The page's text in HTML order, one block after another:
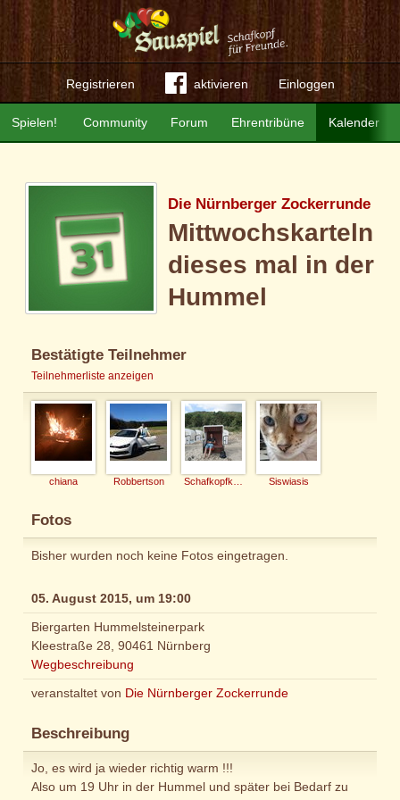
Registrieren aktivieren Einloggen
Community Forum Ehrentribüne Kalender
Spielen!
Die Nürnberger Zockerrunde
Mittwochskarteln
dieses mal in der
Hummel
Bestätigte Teilnehmer
Teilnehmerliste anzeigen
chiana Robbertson Siswiasis
Fotos
Bisher wurden noch keine Fotos eingetragen.
05. August 2015, um 19:00
Biergarten Hummelsteinerpark
Kleestraße 28, 90461 Nürnberg
Wegbeschreibung
veranstaltet von Die Nürnberger Zockerrunde
Beschreibung
Jo, es wird ja wieder richtig warm !!!
Also um 19 Uhr in der Hummel und später bei Bedarf zu